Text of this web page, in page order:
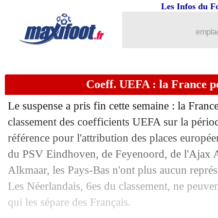
Les Infos du
Coeff. UEFA : la France
Le suspense a pris fin cette semaine : la
classement des coefficients UEFA sur la
référence pour l'attribution des places
du PSV Eindhoven, de Feyenoord, de l'Ajax
Alkmaar, les Pays-Bas n'ont plus aucun
Les Néerlandais, 6es du classement, ne
qui les sépare des Français.
Monaco : Hütter met la pression sur
14/03 OM: R. De Zerbi - "savoir se salir
14/03 Liverpool: Slot souhaite garder Van
14/03 Man Utd: Amorim salue Bruno
14/03 Brest : Chardonnet souffre d'un
14/03 Rennes : Beye ne pense pas à l'avenir
14/03 Maroc : Nadir convoqué pour la